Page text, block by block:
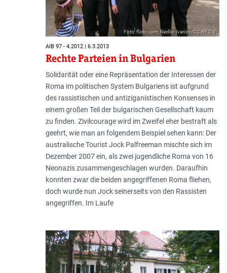
Foto: flickr.com; Nedko Ivanov/CC BY 2.0
AIB 97 - 4.2012 | 6.3.2013
Rechte Parteien in Bulgarien
Solidarität oder eine Repräsentation der Interessen der
Roma im politischen System Bulgariens ist aufgrund
des rassistischen und antiziganistischen Konsenses in
einem großen Teil der bulgarischen Gesellschaft kaum
zu finden. Zivilcourage wird im Zweifel eher bestraft als
geehrt, wie man an folgendem Beispiel sehen kann: Der
australische Tourist Jock Palfreeman mischte sich im
Dezember 2007 ein, als zwei jugendliche Roma von 16
Neonazis zusammengeschlagen wurden. Daraufhin
konnten zwar die beiden angegriffenen Roma fliehen,
doch wurde nun Jock seinerseits von den Rassisten
angegriffen. Im Laufe